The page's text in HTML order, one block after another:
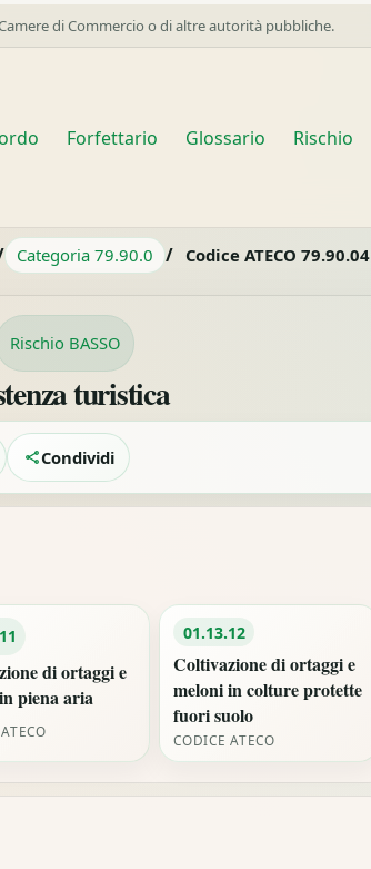
di Commercio o di altre autorità pubbliche.
Forfettario Glossario Rischio
Categoria 79.90.0 / Codice ATECO 79.90.04
Rischio BASSO
turistica
Condividi
di ortaggi e
piena aria
01.13.12
Coltivazione di ortaggi e
meloni in colture protette
fuori suolo
CODICE ATECO